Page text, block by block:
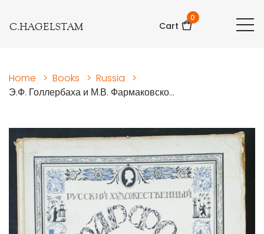
C.HAGELSTAM Cart
0
Home > Books > Russia
>
Э.Ф. Голлербаха и М.В. Фармаковско...